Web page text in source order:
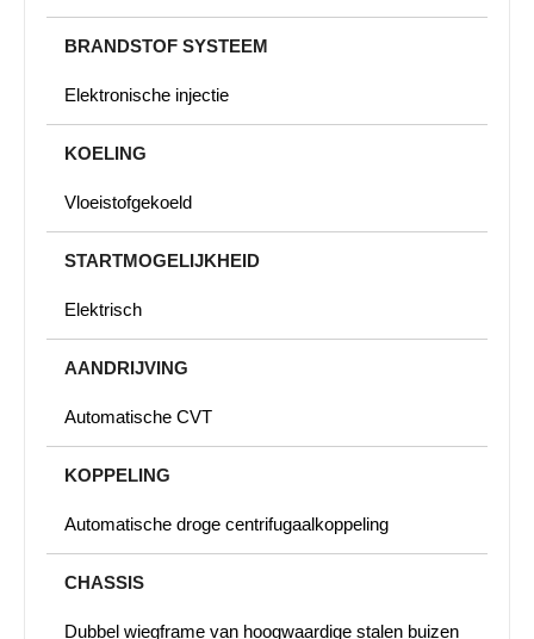
BRANDSTOF SYSTEEM
Elektronische injectie
KOELING
Vloeistofgekoeld
STARTMOGELIJKHEID
Elektrisch
AANDRIJVING
Automatische CVT
KOPPELING
Automatische droge centrifugaalkoppeling
CHASSIS
Dubbel wiegframe van hoogwaardige stalen buizen